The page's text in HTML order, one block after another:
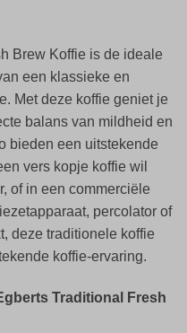
Brew Koffie is de ideale
een klassieke en
Met deze koffie geniet je
balans van mildheid en
bieden een uitstekende
vers kopje koffie wil
of in een commerciële
percolator of
deze traditionele koffie
koffie-ervaring.
Traditional Fresh